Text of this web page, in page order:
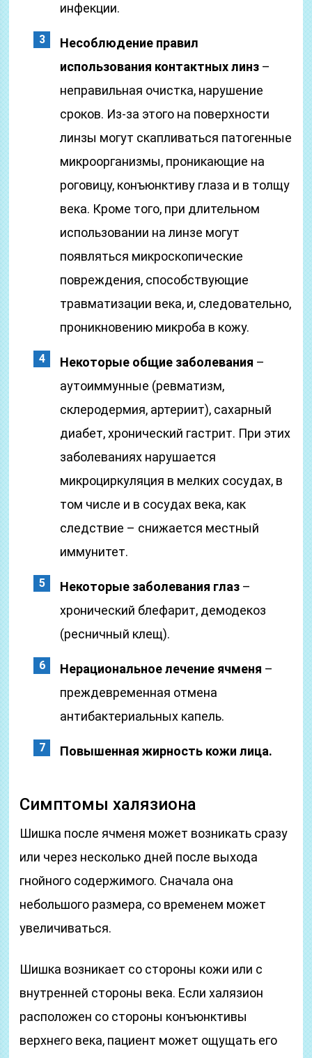
инфекции.
Несоблюдение правил
использования контактных линз –
неправильная очистка, нарушение
сроков. Из-за этого на поверхности
линзы могут скапливаться патогенные
микроорганизмы, проникающие на
роговицу, конъюнктиву глаза и в толщу
века. Кроме того, при длительном
использовании на линзе могут
появляться микроскопические
повреждения, способствующие
травматизации века, и, следовательно,
проникновению микроба в кожу.
Некоторые общие заболевания –
аутоиммунные (ревматизм,
склеродермия, артериит), сахарный
диабет, хронический гастрит. При этих
заболеваниях нарушается
микроциркуляция в мелких сосудах, в
том числе и в сосудах века, как
следствие – снижается местный
иммунитет.
Некоторые заболевания глаз –
хронический блефарит, демодекоз
(ресничный клещ).
Нерациональное лечение ячменя –
преждевременная отмена
антибактериальных капель.
Повышенная жирность кожи лица.
Симптомы халязиона
Шишка после ячменя может возникать сразу
или через несколько дней после выхода
гнойного содержимого. Сначала она
небольшого размера, со временем может
увеличиваться.
Шишка возникает со стороны кожи или с
внутренней стороны века. Если халязион
расположен со стороны конъюнктивы
верхнего века, пациент может ощущать его